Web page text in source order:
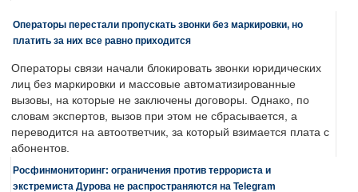
Операторы перестали пропускать звонки без маркировки, но
платить за них все равно приходится
Операторы связи начали блокировать звонки юридических
лиц без маркировки и массовые автоматизированные
вызовы, на которые не заключены договоры. Однако, по
словам экспертов, вызов при этом не сбрасывается, а
переводится на автоответчик, за который взимается плата с
абонентов.
Росфинмониторинг: ограничения против террориста и
экстремиста Дурова не распространяются на Telegram